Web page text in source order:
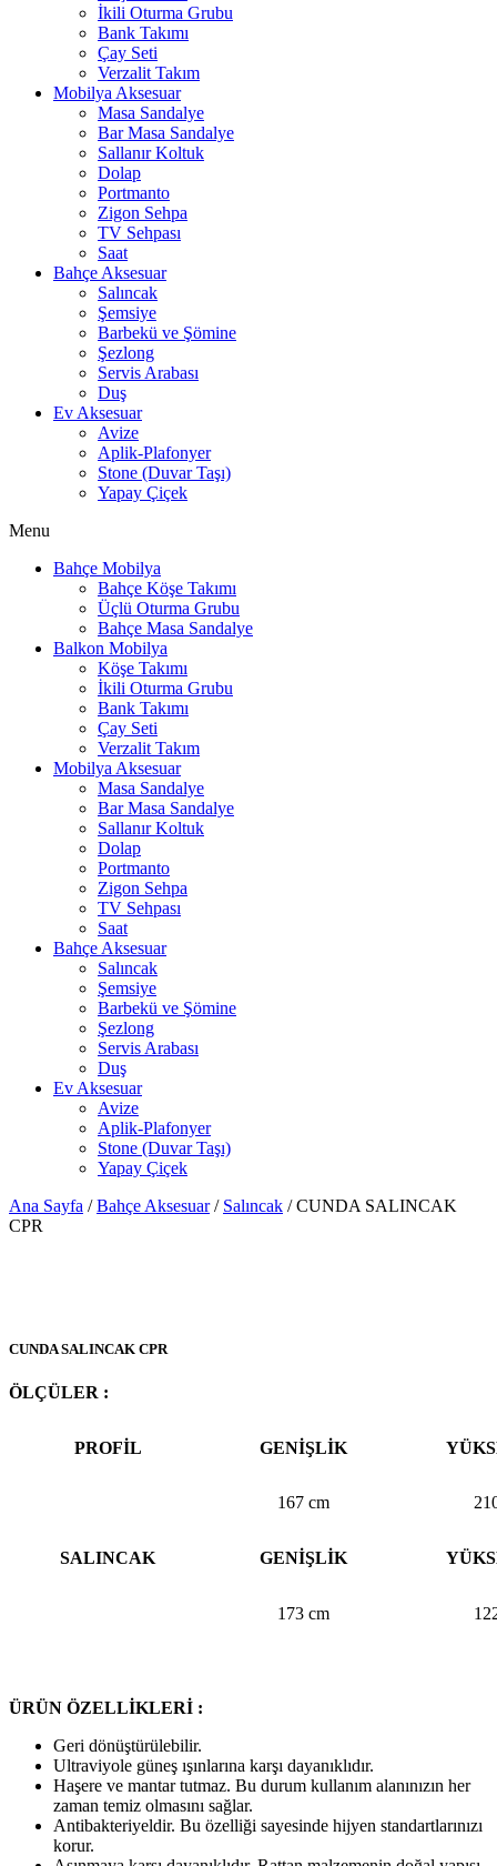
İkili Oturma Grubu
Bank Takımı
Çay Seti
Verzalit Takım
Mobilya Aksesuar
Masa Sandalye
Bar Masa Sandalye
Sallanır Koltuk
Dolap
Portmanto
Zigon Sehpa
TV Sehpası
Saat
Bahçe Aksesuar
Salıncak
Şemsiye
Barbekü ve Şömine
Şezlong
Servis Arabası
Duş
Ev Aksesuar
Avize
Aplik-Plafonyer
Stone (Duvar Taşı)
Yapay Çiçek
Menu
Bahçe Mobilya
Bahçe Köşe Takımı
Üçlü Oturma Grubu
Bahçe Masa Sandalye
Balkon Mobilya
Köşe Takımı
İkili Oturma Grubu
Bank Takımı
Çay Seti
Verzalit Takım
Mobilya Aksesuar
Masa Sandalye
Bar Masa Sandalye
Sallanır Koltuk
Dolap
Portmanto
Zigon Sehpa
TV Sehpası
Saat
Bahçe Aksesuar
Salıncak
Şemsiye
Barbekü ve Şömine
Şezlong
Servis Arabası
Duş
Ev Aksesuar
Avize
Aplik-Plafonyer
Stone (Duvar Taşı)
Yapay Çiçek
Ana Sayfa /Bahçe Aksesuar/ Salıncak / CUNDA SALINCAK
CPR
CUNDA SALINCAK CPR
ÖLÇÜLER :
PROFİL GENİŞLİK
167 cm
SALINCAK GENİŞLİK
173 cm
ÜRÜN ÖZELLİKLERİ :
Geri dönüştürülebilir.
Ultraviyole güneş ışınlarına karşı dayanıklıdır.
Haşere ve mantar tutmaz. Bu durum kullanım alanınızın her
zaman temiz olmasını sağlar.
Antibakteriyeldir. Bu özelliği sayesinde hijyen standartlarınızı
korur.